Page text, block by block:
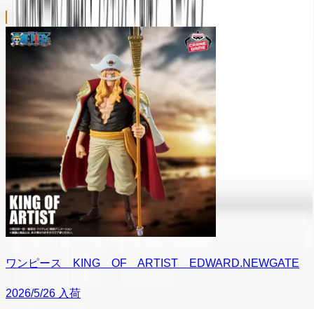
ワンピース KING OF ARTIST EDWARD.NEWGATE
2026/5/26 入荷